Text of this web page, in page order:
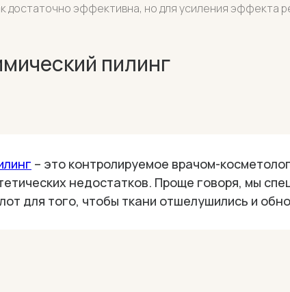
достаточно эффективна, но для усиления эффекта
пилинг
– это контролируемое врачом-
недостатков. Проще говоря, мы
для того, чтобы ткани отшелушились и